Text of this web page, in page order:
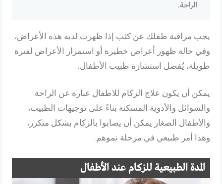
الراحة.
يجب مراقبة طفلك عن كثب إذا ظهرت لديه هذه الأعراض،
وفي حالة ظهور أعراض خطيرة أو استمرار الأعراض لفترة
طويلة، يُفضل استشارة طبيب الأطفال.
يمكن أن يكون علاج الزكام للاطفال عبارة عن الراحة
والسوائل والأدوية المسكنة بناءً على توجيهات الطبيب،
والأطفال الصغار يمكن أن يصابوا بالزكام بشكل متكرر،
وهذا أمر طبيعي في مرحلة نموهم.
المدة الطبيعية للزكام عند الأطفال